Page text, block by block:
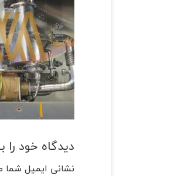
دیدگاه خود را
نشانی ایمیل شما